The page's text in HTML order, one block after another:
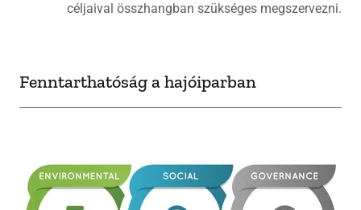
céljaival összhangban szükséges megszervezni.
Fenntarthatóság a hajóiparban